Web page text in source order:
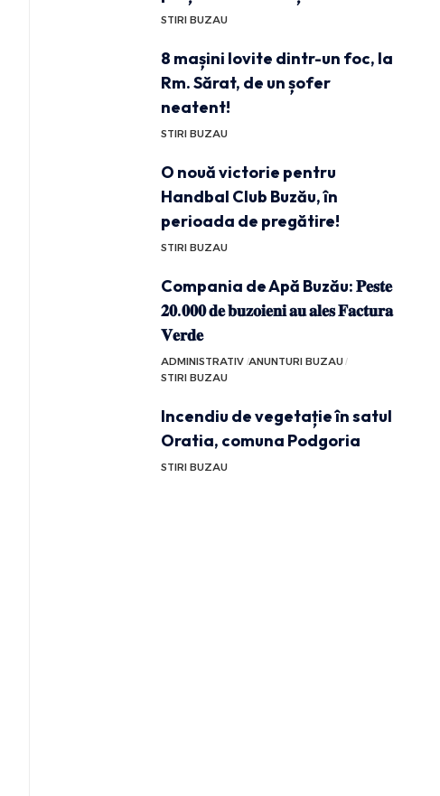
STIRI BUZAU
8 mașini lovite dintr-un foc, la
Rm. Sărat, de un șofer
neatent!
STIRI BUZAU
O nouă victorie pentru
Handbal Club Buzău, în
perioada de pregătire!
STIRI BUZAU
Compania de Apă Buzău: 𝐏𝐞𝐬𝐭𝐞
𝟐𝟎.𝟎𝟎𝟎 𝐝𝐞 𝐛𝐮𝐳𝐨𝐢𝐞𝐧𝐢 𝐚𝐮 𝐚𝐥𝐞𝐬 𝐅𝐚𝐜𝐭𝐮𝐫𝐚
𝐕𝐞𝐫𝐝𝐞
ADMINISTRATIV ANUNTURI BUZAU
STIRI BUZAU
Incendiu de vegetație în satul
Oratia, comuna Podgoria
STIRI BUZAU